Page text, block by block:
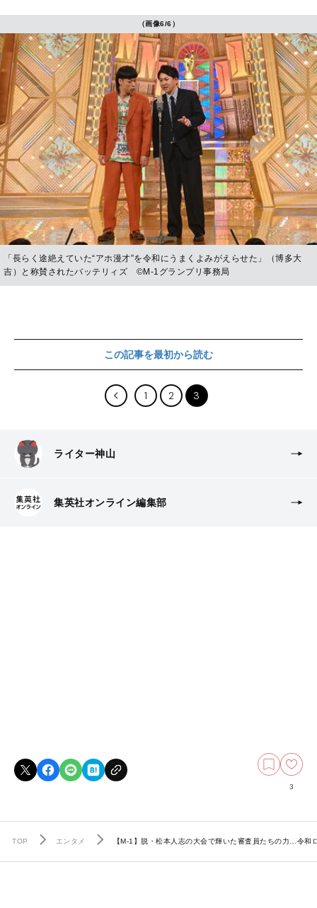
（画像6/6）
「長らく途絶えていた“アホ漫才”を令和にうまくよみがえらせた」（博多大
吉）と称賛されたバッテリィズ ©︎M-1グランプリ事務局
この記事を最初から読む
1 2 3
ライター神山
集英社オンライン編集部
3
TOP エンタメ 【M-1】脱・松本人志の大会で輝いた審査員たちの力…令